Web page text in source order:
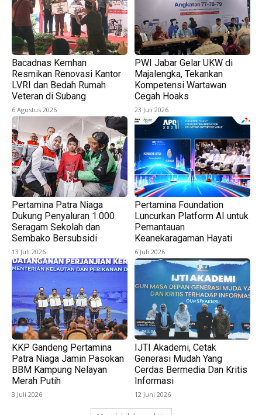
Bacadnas Kemhan
Resmikan Renovasi Kantor
LVRI dan Bedah Rumah
Veteran di Subang
6 Agustus 2026
PWI Jabar Gelar UKW di
Majalengka, Tekankan
Kompetensi Wartawan
Cegah Hoaks
23 Juli 2026
Pertamina Patra Niaga
Dukung Penyaluran 1.000
Seragam Sekolah dan
Sembako Bersubsidi
13 Juli 2026
Pertamina Foundation
Luncurkan Platform AI untuk
Pemantauan
Keanekaragaman Hayati
6 Juli 2026
KKP Gandeng Pertamina
Patra Niaga Jamin Pasokan
BBM Kampung Nelayan
Merah Putih
3 Juli 2026
IJTI Akademi, Cetak
Generasi Mudah Yang
Cerdas Bermedia Dan Kritis
Informasi
12 Juni 2026